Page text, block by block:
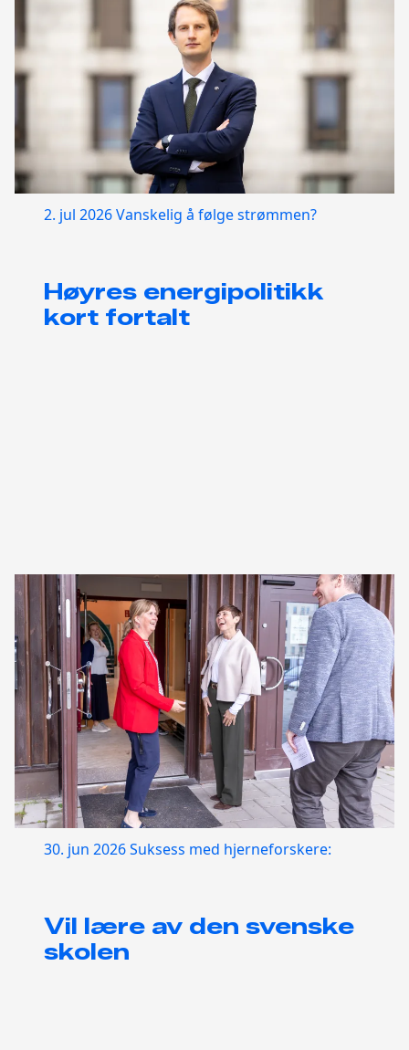
2. jul 2026Vanskelig å følge strømmen?
Høyres energipolitikk
kort fortalt
30. jun 2026Suksess med hjerneforskere:
Vil lære av den svenske
skolen